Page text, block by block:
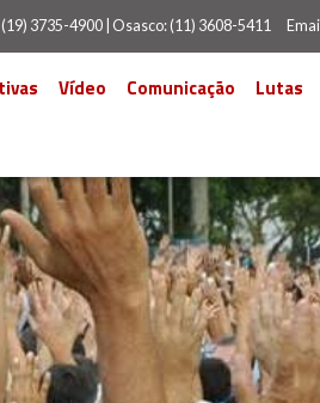
3735-4900 | Osasco: (11) 3608-5411
Vídeo Comunicação Lutas